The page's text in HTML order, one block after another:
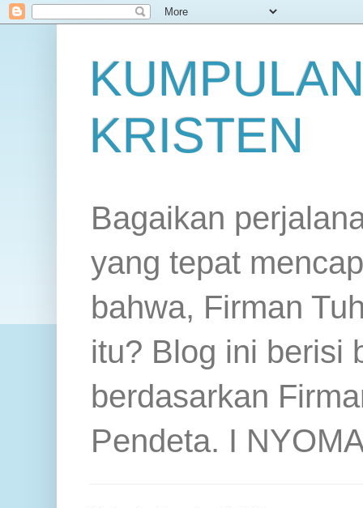
KRISTEN
Bagaikan
yang tepat
bahwa, Firman
itu? Blog ini berisi
berdasarkan
Pendeta. I